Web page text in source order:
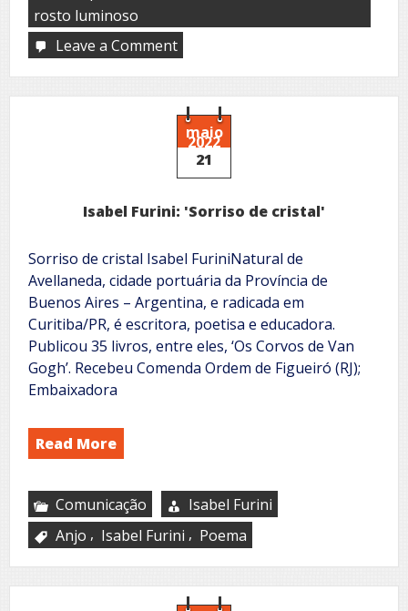
rosto luminoso
Leave a Commenton
maio
2022
21
Isabel Furini: 'Sorriso de cristal'
Sorriso de cristal Isabel FuriniNatural de
Avellaneda, cidade portuária da Província de
Buenos Aires – Argentina, e radicada em
Curitiba/PR, é escritora, poetisa e educadora.
Publicou 35 livros, entre eles, ‘Os Corvos de Van
Gogh’. Recebeu Comenda Ordem de Figueiró (RJ);
Embaixadora
Read More
Comunicação
Isabel Furini
Anjo , Isabel Furini , Poema